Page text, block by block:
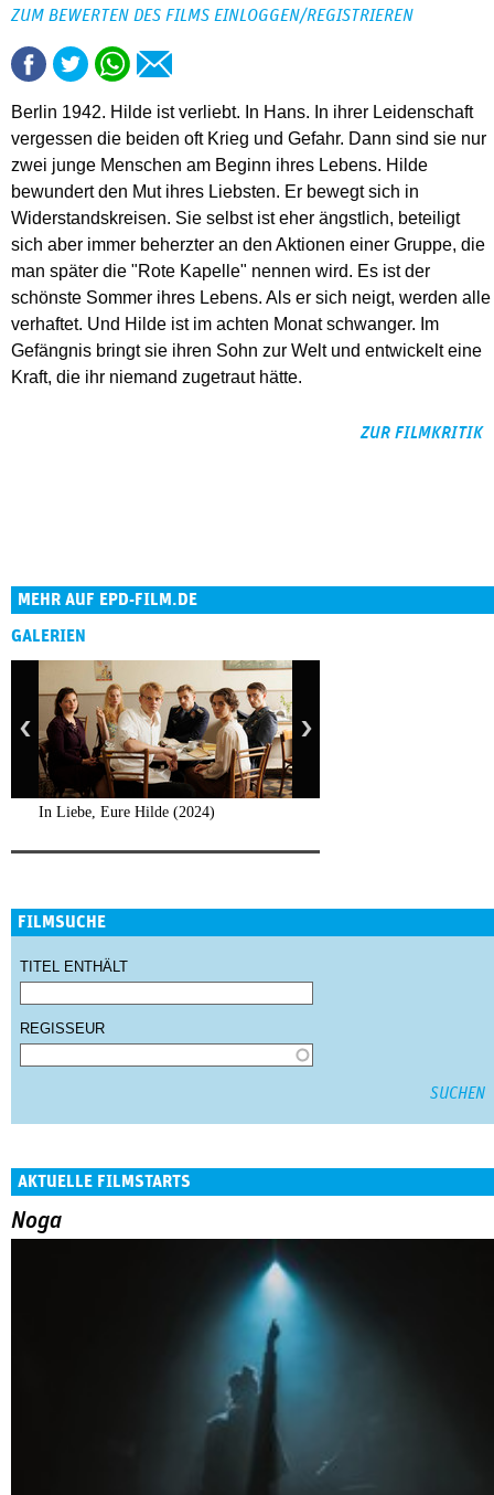
ZUM BEWERTEN DES FILMS EINLOGGEN/REGISTRIEREN
Berlin 1942. Hilde ist verliebt. In Hans. In ihrer Leidenschaft
vergessen die beiden oft Krieg und Gefahr. Dann sind sie nur
zwei junge Menschen am Beginn ihres Lebens. Hilde
bewundert den Mut ihres Liebsten. Er bewegt sich in
Widerstandskreisen. Sie selbst ist eher ängstlich, beteiligt
sich aber immer beherzter an den Aktionen einer Gruppe, die
man später die "Rote Kapelle" nennen wird. Es ist der
schönste Sommer ihres Lebens. Als er sich neigt, werden alle
verhaftet. Und Hilde ist im achten Monat schwanger. Im
Gefängnis bringt sie ihren Sohn zur Welt und entwickelt eine
Kraft, die ihr niemand zugetraut hätte.
ZUR FILMKRITIK
MEHR AUF EPD-FILM.DE
GALERIEN
In Liebe, Eure Hilde (2024)
FILMSUCHE
TITEL ENTHÄLT
REGISSEUR
AKTUELLE FILMSTARTS
Noga